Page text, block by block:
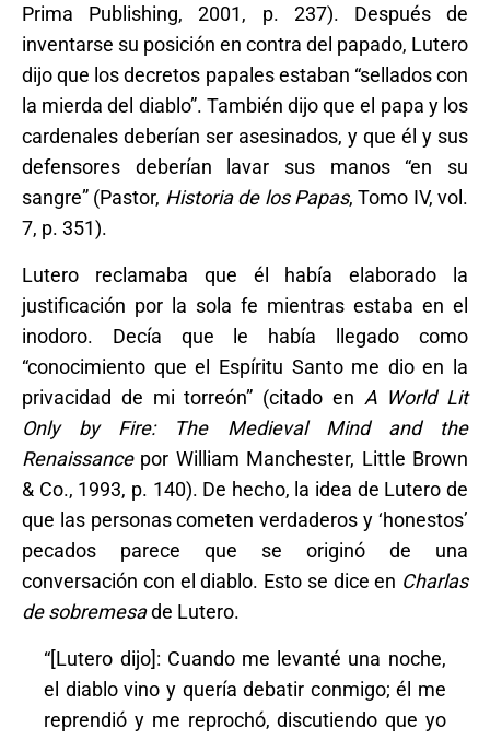
Prima Publishing, 2001, p. 237). Después de
inventarse su posición en contra del papado, Lutero
dijo que los decretos papales estaban “sellados con
la mierda del diablo”. También dijo que el papa y los
cardenales deberían ser asesinados, y que él y sus
defensores deberían lavar sus manos “en su
sangre” (Pastor, Historia de los Papas, Tomo IV, vol.
7, p. 351).
Lutero reclamaba que él había elaborado la
justificación por la sola fe mientras estaba en el
inodoro. Decía que le había llegado como
“conocimiento que el Espíritu Santo me dio en la
privacidad de mi torreón” (citado en A World Lit
Only by Fire: The Medieval Mind and the
Renaissance por William Manchester, Little Brown
& Co., 1993, p. 140). De hecho, la idea de Lutero de
que las personas cometen verdaderos y ‘honestos’
pecados parece que se originó de una
conversación con el diablo. Esto se dice en Charlas
de sobremesade Lutero.
“[Lutero dijo]: Cuando me levanté una noche,
el diablo vino y quería debatir conmigo; él me
reprendió y me reprochó, discutiendo que yo